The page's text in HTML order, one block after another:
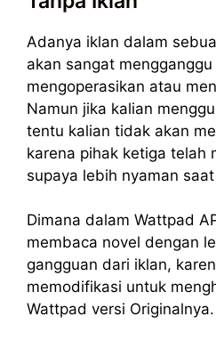
Adanya iklan dalam
akan sangat
mengoperasikan atau
Namun jika kalian
tentu kalian tidak akan
karena pihak ketiga telah
supaya lebih nyaman
Dimana dalam Wattpad
membaca novel dengan
gangguan dari iklan,
memodifikasi untuk
Wattpad versi Originalnya.